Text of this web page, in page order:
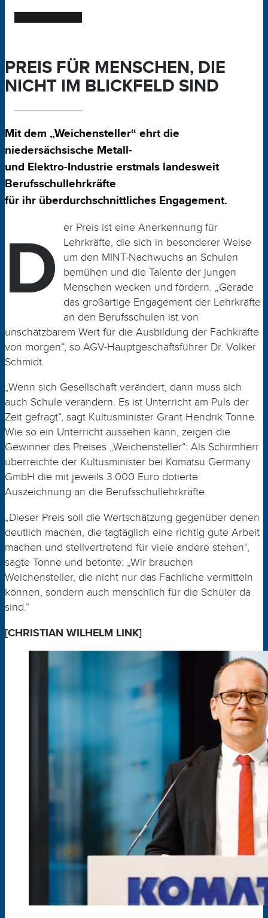
PREIS FÜR MENSCHEN, DIE
NICHT IM BLICKFELD SIND
Mit dem „Weichensteller“ ehrt die
niedersächsische Metall-
und Elektro-Industrie erstmals landesweit
Berufsschullehrkräfte
für ihr überdurchschnittliches Engagement.
D er Preis ist eine Anerkennung für
Lehrkräfte, die sich in besonderer Weise
um den MINT-Nachwuchs an Schulen
bemühen und die Talente der jungen
Menschen wecken und fördern. „Gerade
das großartige Engagement der Lehrkräfte
an den Berufsschulen ist von
unschätzbarem Wert für die Ausbildung der Fachkräfte
von morgen“, so AGV-Hauptgeschäftsführer Dr. Volker
Schmidt.
„Wenn sich Gesellschaft verändert, dann muss sich
auch Schule verändern. Es ist Unterricht am Puls der
Zeit gefragt“, sagt Kultusminister Grant Hendrik Tonne.
Wie so ein Unterricht aussehen kann, zeigen die
Gewinner des Preises „Weichensteller“: Als Schirmherr
überreichte der Kultusminister bei Komatsu Germany
GmbH die mit jeweils 3.000 Euro dotierte
Auszeichnung an die Berufsschullehrkräfte.
„Dieser Preis soll die Wertschätzung gegenüber denen
deutlich machen, die tagtäglich eine richtig gute Arbeit
machen und stellvertretend für viele andere stehen“,
sagte Tonne und betonte: „Wir brauchen
Weichensteller, die nicht nur das Fachliche vermitteln
können, sondern auch menschlich für die Schüler da
sind.“
[CHRISTIAN WILHELM LINK]